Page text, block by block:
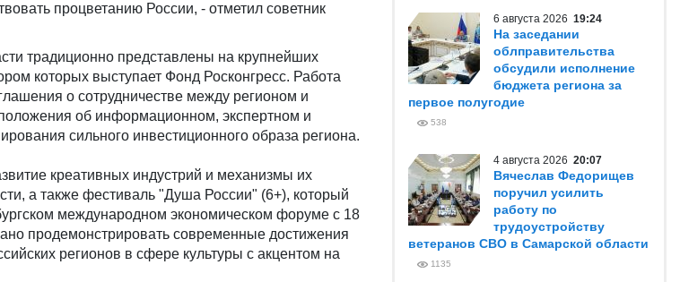
процветанию России, - отметил советник
традиционно представлены на крупнейших
которых выступает Фонд Росконгресс. Работа
о сотрудничестве между регионом и
об информационном, экспертном и
сильного инвестиционного образа региона.
креативных индустрий и механизмы их
а также фестиваль "Душа России" (6+), который
международном экономическом форуме с 18
продемонстрировать современные достижения
регионов в сфере культуры с акцентом на
6 августа 2026 19:24
На заседании
облправительства
обсудили исполнение
бюджета региона за
первое полугодие
538
4 августа 2026 20:07
Вячеслав Федорищев
поручил усилить
работу по
трудоустройству
ветеранов СВО в Самарской области
1135